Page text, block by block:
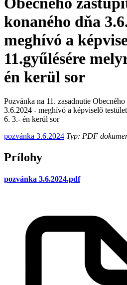
konaného dňa
meghívó a
11.gyűlésére
én kerül sor
Pozvánka na 11. zasadnutie
3.6.2024 - meghívó a képviselő
6. 3.- én kerül sor
pozvánka 3.6.2024 Typ: PDF
Prílohy
pozvánka 3.6.2024.pdf